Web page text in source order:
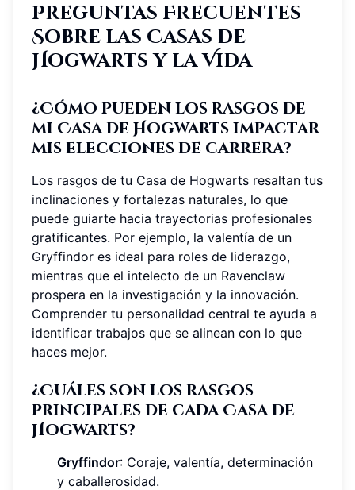
Preguntas Frecuentes
Sobre las Casas de
Hogwarts y la Vida
¿Cómo pueden los rasgos de
mi Casa de Hogwarts impactar
mis elecciones de carrera?
Los rasgos de tu Casa de Hogwarts resaltan tus
inclinaciones y fortalezas naturales, lo que
puede guiarte hacia trayectorias profesionales
gratificantes. Por ejemplo, la valentía de un
Gryffindor es ideal para roles de liderazgo,
mientras que el intelecto de un Ravenclaw
prospera en la investigación y la innovación.
Comprender tu personalidad central te ayuda a
identificar trabajos que se alinean con lo que
haces mejor.
¿Cuáles son los rasgos
principales de cada Casa de
Hogwarts?
Gryffindor: Coraje, valentía, determinación
y caballerosidad.